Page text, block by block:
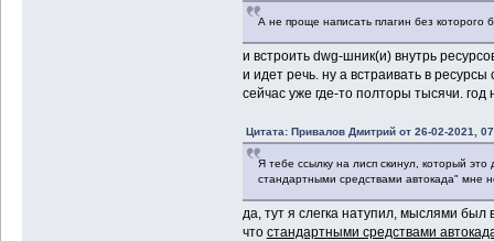
А не проще написать плагин без которого
и встроить dwg-шник(и) внутрь
и идет речь. ну а встраивать в
сейчас уже где-то полторы тысячи.
Цитата: Привалов Дмитрий от 26-02-2021,
Я тебе ссылку на лисп скинул, который
стандартными средствами автокада" мне
да, тут я слегка натупил, мыслями
что стандартными средствами